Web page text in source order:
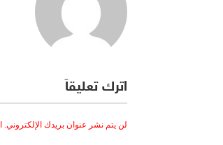
اترك تعليقاً
لن يتم نشر عنوان بريدك الإلكتروني.